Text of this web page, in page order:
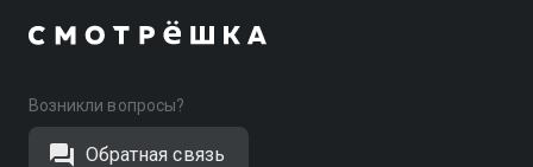
Возникли вопросы?
Обратная связь